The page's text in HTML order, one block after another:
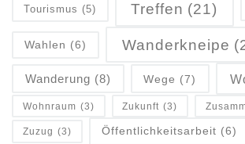
Tourismus (5) Treffen (21)
Wahlen (6) Wanderkneipe
Wanderung (8) Wege (7)
Wohnraum (3) Zukunft (3)
Zuzug (3) Öffentlichkeitsarbeit (6)